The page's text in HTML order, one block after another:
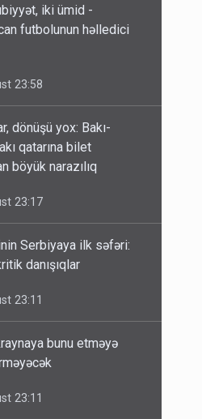
23:17
oğludur - DOSYE
Şurasına əlavə
vəzifələr verilib
iki ümid -
futbolunun həlledici
23:58
dönüşü yox: Bakı-
qatarına bilet
böyük narazılıq
23:17
Serbiyaya ilk səfəri:
danışıqlar
23:11
bunu etməyə
23:11